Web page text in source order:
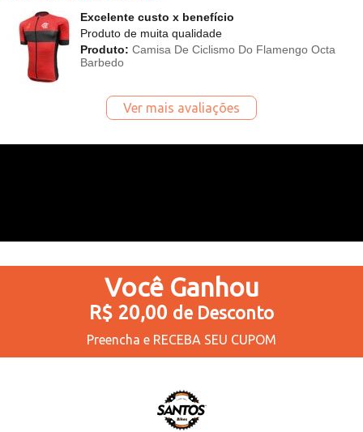
Excelente custo x benefício
Produto de muita qualidade
Produto: Camisa De Ciclismo Do Flamengo Octa
Barbedo
Ver mais avaliações
Você Ganhou
R$ 20,00 de Desconto
Preencha e RECEBA SEU CUPOM